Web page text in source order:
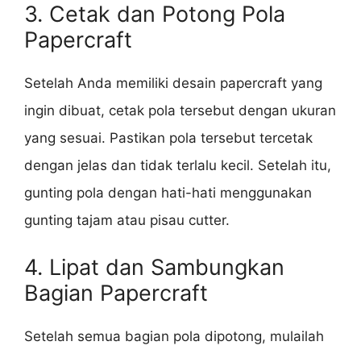
3. Cetak dan Potong Pola
Papercraft
Setelah Anda memiliki desain papercraft yang
ingin dibuat, cetak pola tersebut dengan ukuran
yang sesuai. Pastikan pola tersebut tercetak
dengan jelas dan tidak terlalu kecil. Setelah itu,
gunting pola dengan hati-hati menggunakan
gunting tajam atau pisau cutter.
4. Lipat dan Sambungkan
Bagian Papercraft
Setelah semua bagian pola dipotong, mulailah